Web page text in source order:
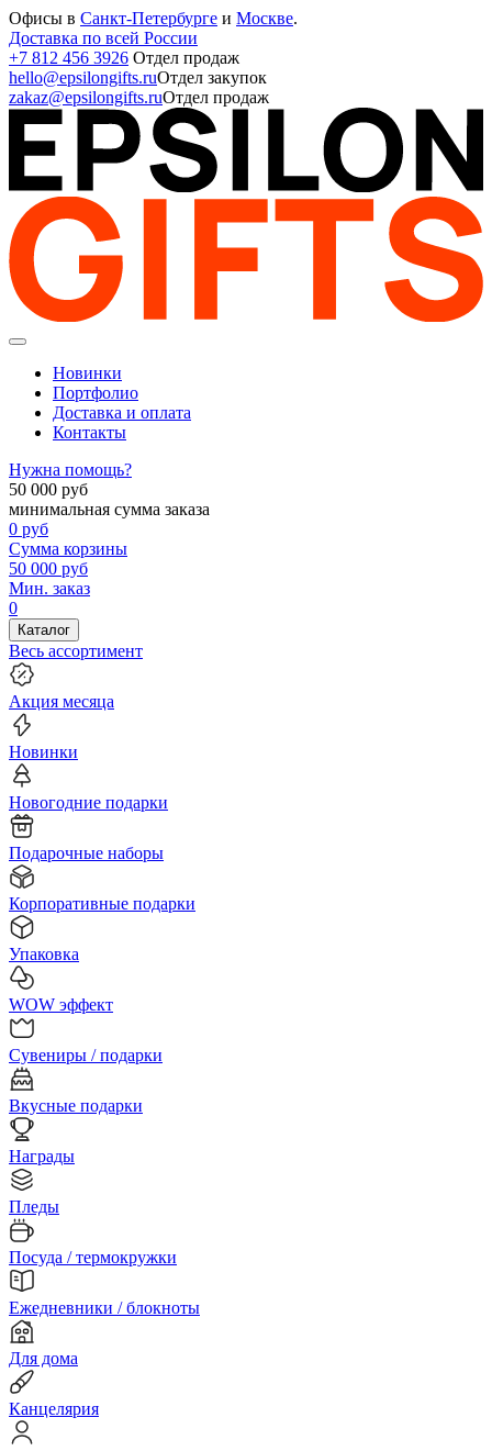
Офисы в Санкт-Петербурге и Москве.
Доставка по всей России
+7 812 456 3926 Отдел продаж
hello@epsilongifts.ruОтдел закупок
zakaz@epsilongifts.ruОтдел продаж
Новинки
Портфолио
Доставка и оплата
Контакты
Нужна помощь?
50 000 руб
минимальная сумма заказа
0 руб
Сумма корзины
50 000 руб
Мин. заказ
0
Каталог
Весь ассортимент
Акция месяца
Новинки
Новогодние подарки
Подарочные наборы
Корпоративные подарки
Упаковка
WOW эффект
Сувениры / подарки
Вкусные подарки
Награды
Пледы
Посуда / термокружки
Ежедневники / блокноты
Для дома
Канцелярия